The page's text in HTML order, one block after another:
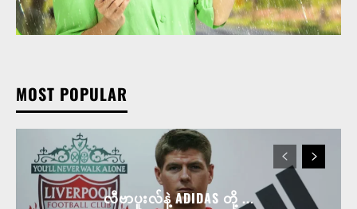
MOST POPULAR
လီဗာပူးလ်နဲ့ ADIDAS တို့ ...